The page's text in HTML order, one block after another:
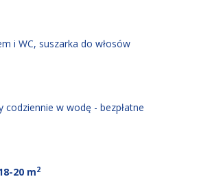
i WC, suszarka do włosów
codziennie w wodę - bezpłatne
20 m2